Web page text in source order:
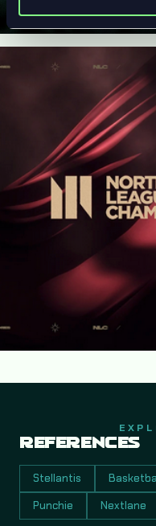
RÉFÉRENCES
Stellantis
Punchie
Nextlane